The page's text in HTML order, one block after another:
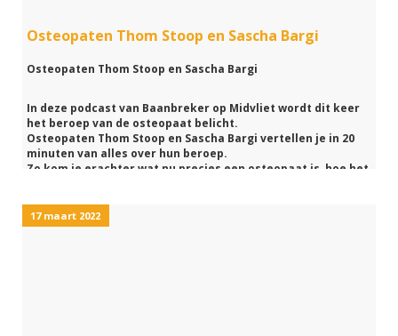
Osteopaten Thom Stoop en Sascha Bargi
Osteopaten Thom Stoop en Sascha Bargi
In deze podcast van Baanbreker op Midvliet wordt dit keer
het beroep van de osteopaat belicht.
Osteopaten Thom Stoop en Sascha Bargi vertellen je in 20
minuten van alles over hun beroep.
Zo kom je erachter wat nu precies een osteopaat is, hoe het
boeiende beroep.
17 maart 2022